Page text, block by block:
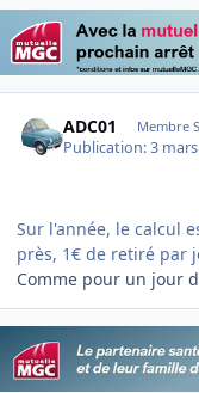
ADC01 Membre
Publication:3
Sur l'année, le calcul
près, 1€ de retiré par
Comme pour un jour